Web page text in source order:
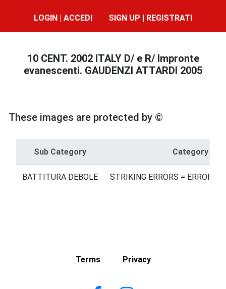
LOGIN | ACCEDI SIGN UP | REGISTRATI
10 CENT. 2002 ITALY D/ e R/ Impronte
evanescenti. GAUDENZI ATTARDI 2005
These images are protected by ©
Sub Category Category
BATTITURA DEBOLE STRIKING ERRORS = ERRORI
Terms Privacy